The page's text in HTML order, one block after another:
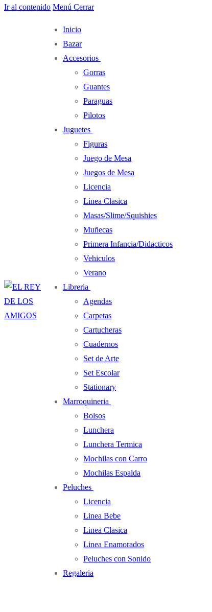
Ir al contenido Menú Cerrar
Inicio
Bazar
Accesorios
Gorras
Guantes
Paraguas
Pilotos
Juguetes
Figuras
Juego de Mesa
Juegos de Mesa
Licencia
Linea Clasica
Masas/Slime/Squishies
Muñecas
Primera Infancia/Didacticos
Vehiculos
Verano
Libreria
Agendas
Carpetas
Cartucheras
Cuadernos
Set de Arte
Set Escolar
Stationary
Marroquineria
Bolsos
Lunchera
Lunchera Termica
Mochilas con Carro
Mochilas Espalda
Peluches
Licencia
Linea Bebe
Linea Clasica
Linea Enamorados
Peluches con Sonido
Regaleria